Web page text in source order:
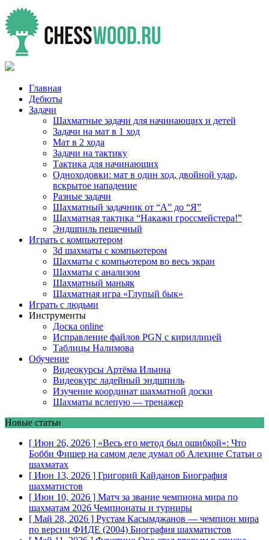
Главная
Дебюты
Задачи
Шахматные задачи для начинающих и детей
Задачи на мат в 1 ход
Мат в 2 хода
Задачи на тактику
Тактика для начинающих
Одноходовки: мат в один ход, двойной удар,
вскрытое нападение
Разные задачи
Шахматный задачник от “А” до “Я”
Шахматная тактика “Накажи гроссмейстера!”
Эндшпиль пешечный
Играть с компьютером
3d шахматы с компьютером
Шахматы с компьютером во весь экран
Шахматы с анализом
Шахматный маньяк
Шахматная игра «Глупый бык»
Играть с людьми
Инструменты
Доска online
Исправление файлов PGN с кириллицей
Таблицы Налимова
Обучение
Видеокурсы Артёма Ильина
Видеокурс ладейный эндшпиль
Изучение координат шахматной доски
Шахматы вслепую — тренажер
Новые статьи
[ Июн 26, 2026 ] «Весь его метод был ошибкой»: Что
Бобби Фишер на самом деле думал об Алехине Статьи о
шахматах
[ Июн 13, 2026 ] Григорий Кайданов Биография
шахматистов
[ Июн 10, 2026 ] Матч за звание чемпиона мира по
шахматам 2026 Чемпионаты и турниры
[ Май 28, 2026 ] Рустам Касымджанов — чемпион мира
по версии ФИДЕ (2004) Биография шахматистов